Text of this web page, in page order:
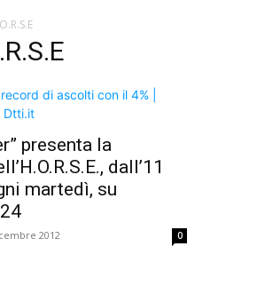
presenta la
dall’11
martedì, su
2012 0